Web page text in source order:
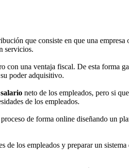
que consiste en que una empresa
servicios.
con una ventaja fiscal. De esta forma
poder adquisitivo.
salario neto de los empleados, pero si
de los empleados.
de forma online diseñando un
de los empleados y preparar un